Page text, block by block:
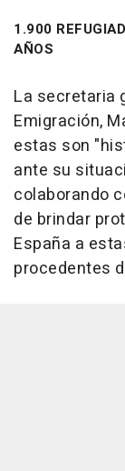
1.900
AÑOS
La secretaria
Emigración,
estas son
ante su
colaborando
de brindar
España a
procedentes